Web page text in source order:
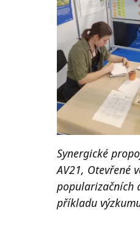
Synergické
AV21, Otevřené
popularizačních
příkladu